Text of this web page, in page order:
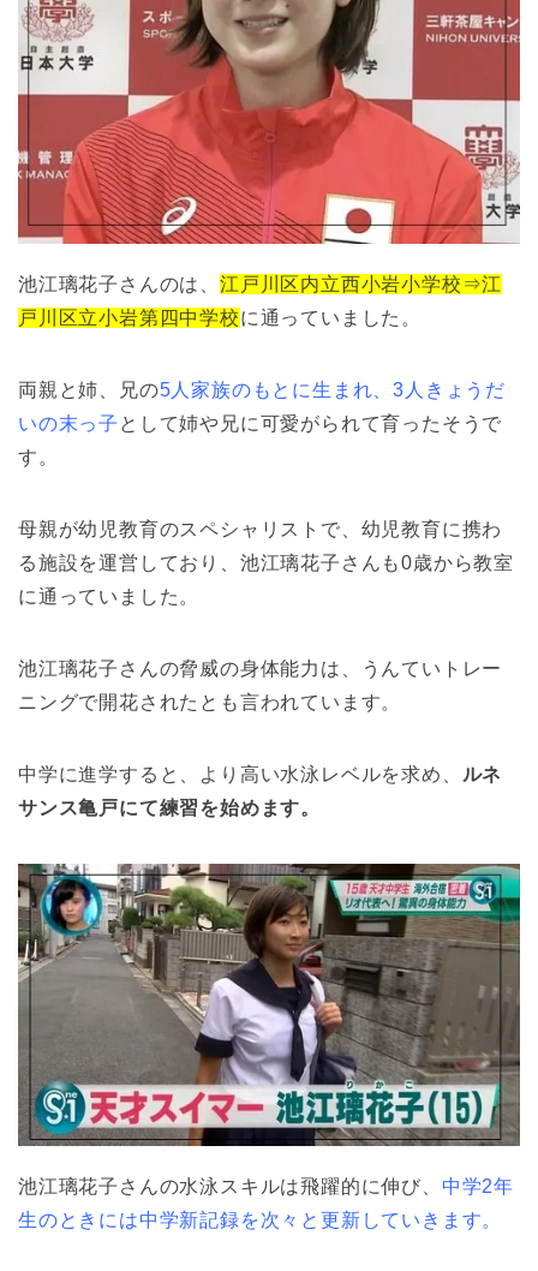
池江璃花子さんのは、 江戸川区内立西小岩小学校⇒江
戸川区立小岩第四中学校に通っていました。
両親と姉、兄の5人家族のもとに生まれ、3人きょうだ
いの末っ子 として姉や兄に可愛がられて育ったそうで
す。
母親が幼児教育のスペシャリストで、幼児教育に携わ
る施設を運営しており、池江璃花子さんも0歳から教室
に通っていました。
池江璃花子さんの脅威の身体能力は、うんていトレー
ニングで開花されたとも言われています。
中学に進学すると、より高い水泳レベルを求め、 ルネ
サンス亀戸にて練習を始めます。
池江璃花子さんの水泳スキルは飛躍的に伸び、 中学2年
生のときには中学新記録を次々と更新していきます。